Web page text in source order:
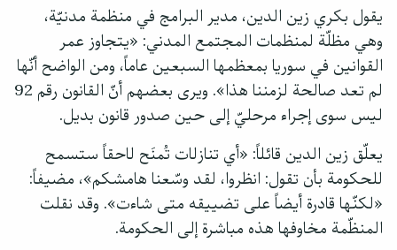
يقول بكري زين الدين، مدير البرامج في منظمة مدنيّة،
وهي مظلّة لمنظمات المجتمع المدني: «يتجاوز عمر
القوانين في سوريا بمعظمها السبعين عاماً، ومن الواضح أنّها
لم تعد صالحة لزمننا هذا». ويرى بعضهم أنّ القانون رقم 92
ليس سوى إجراء مرحليّ إلى حين صدور قانون بديل.
يعلّق زين الدين قائلاً: «أي تنازلات تُمنَح لاحقاً ستسمح
للحكومة بأن تقول: انظروا، لقد وسّعنا هامشكم»، مضيفاً:
«لكنّها قادرة أيضاً على تضييقه متى شاءت». وقد نقلت
المنظّمة مخاوفها هذه مباشرة إلى الحكومة.